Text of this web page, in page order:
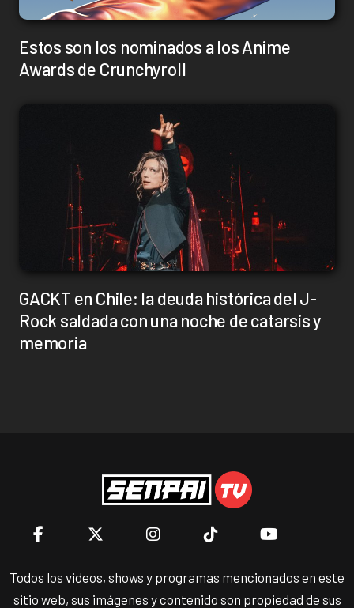
Estos son los nominados a los Anime
Awards de Crunchyroll
GACKT en Chile: la deuda histórica del J-
Rock saldada con una noche de catarsis y
memoria
Todos los videos, shows y programas mencionados en este
sitio web, sus imágenes y contenido son propiedad de sus